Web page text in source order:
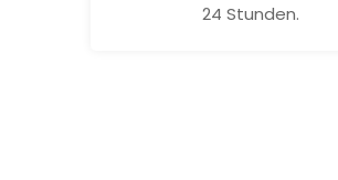
24 Stunden.